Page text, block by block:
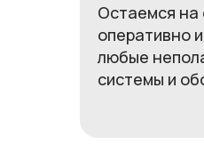
Остаемся на
оперативно
любые
системы и